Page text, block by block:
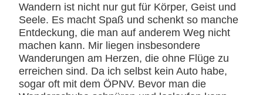
Wandern ist nicht nur gut für Körper, Geist und
Seele. Es macht Spaß und schenkt so manche
Entdeckung, die man auf anderem Weg nicht
machen kann. Mir liegen insbesondere
Wanderungen am Herzen, die ohne Flüge zu
erreichen sind. Da ich selbst kein Auto habe,
sogar oft mit dem ÖPNV. Bevor man die